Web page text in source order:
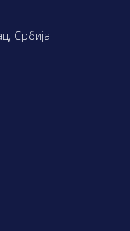
Србија